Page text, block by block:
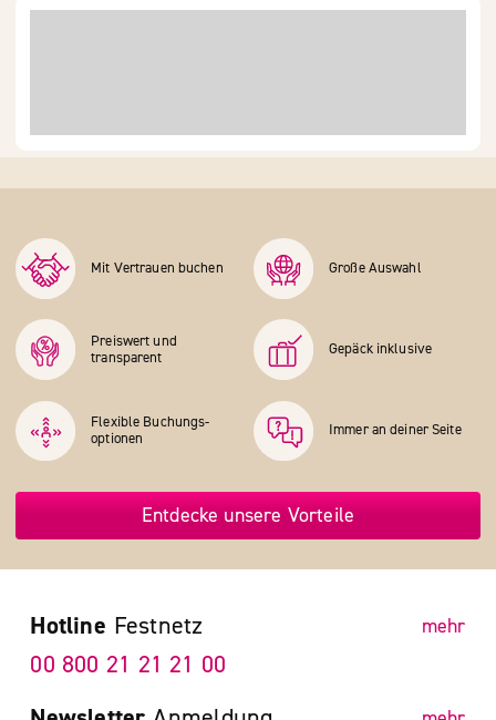
Mit Vertrauen buchen Große Auswahl
Preiswert und
transparent
Gepäck inklusive
Flexible Buchungs­
optionen
Immer an deiner Seite
Entdecke unsere Vorteile
Hotline Festnetz mehr
00 800 21 21 21 00